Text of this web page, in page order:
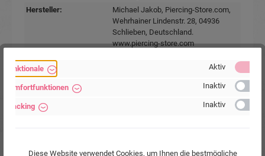
Hersteller:
Michael Jakob, Piercing-Store.com,
Wehrhainer Lindenstr. 28, 04936
Schlieben, Deutschland.
www.piercing-store.com
Tipp
Funktionale Aktiv
Komfortfunktionen Inaktiv
Tracking Inaktiv
Diese Website verwendet Cookies, um Ihnen die bestmögliche